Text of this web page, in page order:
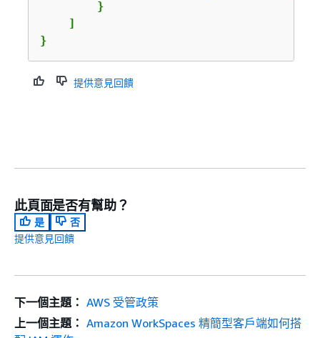
        }
    ]
}
提供意見回饋
此頁面是否有幫助？
是
否
提供意見回饋
下一個主題： AWS 受管政策
上一個主題： Amazon WorkSpaces 精簡型客戶端如何搭